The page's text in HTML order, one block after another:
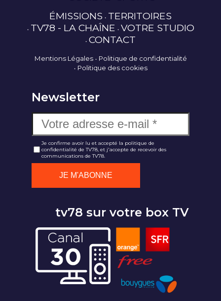
ÉMISSIONS TERRITOIRES
TV78 - LA CHAÎNE VOTRE STUDIO
CONTACT
Mentions Légales
Politique de confidentialité
Politique des cookies
Newsletter
Je confirme avoir lu et accepté la politique de
confidentialité de TV78, et j'accepte de recevoir des
communications de TV78.
tv78 sur votre box TV